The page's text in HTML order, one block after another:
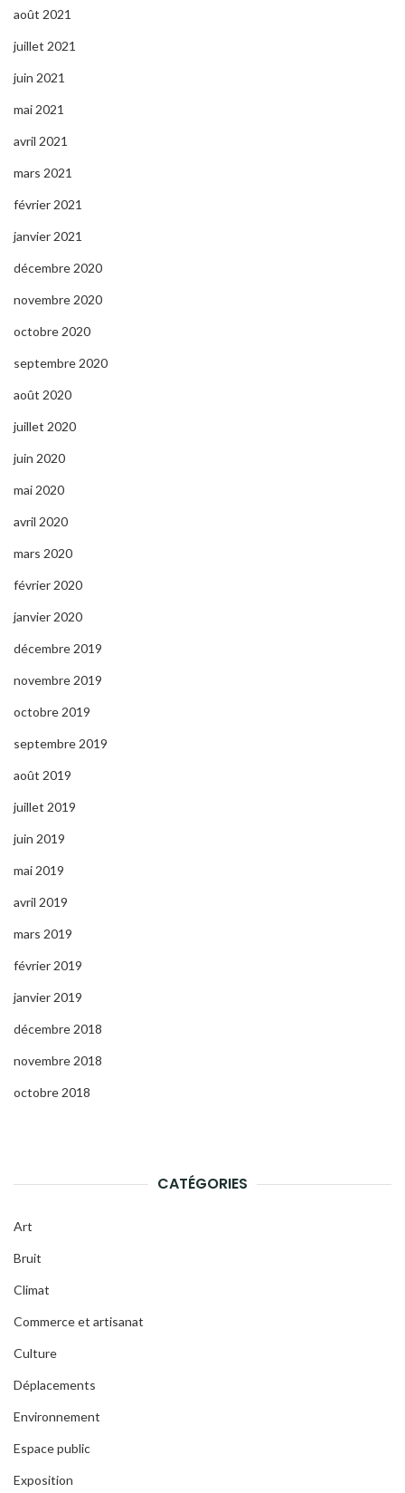
août 2021
juillet 2021
juin 2021
mai 2021
avril 2021
mars 2021
février 2021
janvier 2021
décembre 2020
novembre 2020
octobre 2020
septembre 2020
août 2020
juillet 2020
juin 2020
mai 2020
avril 2020
mars 2020
février 2020
janvier 2020
décembre 2019
novembre 2019
octobre 2019
septembre 2019
août 2019
juillet 2019
juin 2019
mai 2019
avril 2019
mars 2019
février 2019
janvier 2019
décembre 2018
novembre 2018
octobre 2018
CATÉGORIES
Art
Bruit
Climat
Commerce et artisanat
Culture
Déplacements
Environnement
Espace public
Exposition